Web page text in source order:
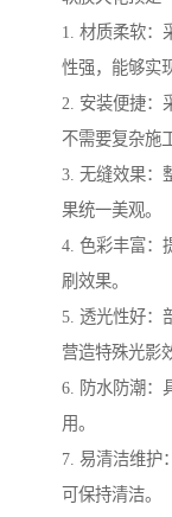
1. 材质柔软：
性强，能够实
2. 安装便捷：
不需要复杂施
3. 无缝效果：
果统一美观。
4. 色彩丰富：
刷效果。
5. 透光性好：
营造特殊光影
6. 防水防潮：
用。
7. 易清洁维护
可保持清洁。